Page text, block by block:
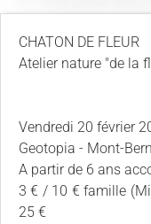
CHATON DE FLEUR
Atelier nature "de la
Vendredi 20 février
Geotopia - Mont-
A partir de 6 ans
3 € / 10 € famille
25 €